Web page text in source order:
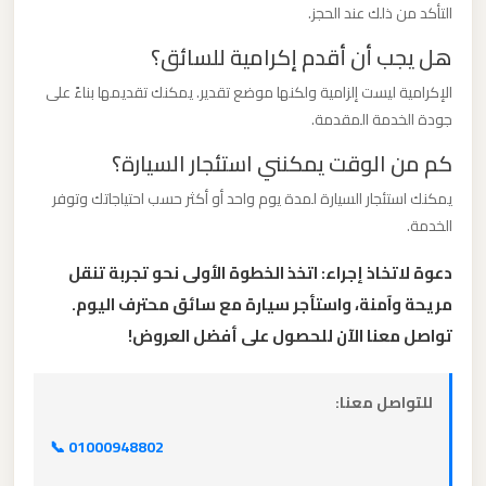
التأكد من ذلك عند الحجز.
هل يجب أن أقدم إكرامية للسائق؟
الإكرامية ليست إلزامية ولكنها موضع تقدير. يمكنك تقديمها بناءً على
جودة الخدمة المقدمة.
كم من الوقت يمكنني استئجار السيارة؟
يمكنك استئجار السيارة لمدة يوم واحد أو أكثر حسب احتياجاتك وتوفر
الخدمة.
دعوة لاتخاذ إجراء: اتخذ الخطوة الأولى نحو تجربة تنقل
مريحة وآمنة، واستأجر سيارة مع سائق محترف اليوم.
تواصل معنا الآن للحصول على أفضل العروض!
للتواصل معنا:
📞 01000948802
الدولي
ليموزين
مطار
العرب
الاسكندرية
ليموزين
مطار
العرب
اسكندرية